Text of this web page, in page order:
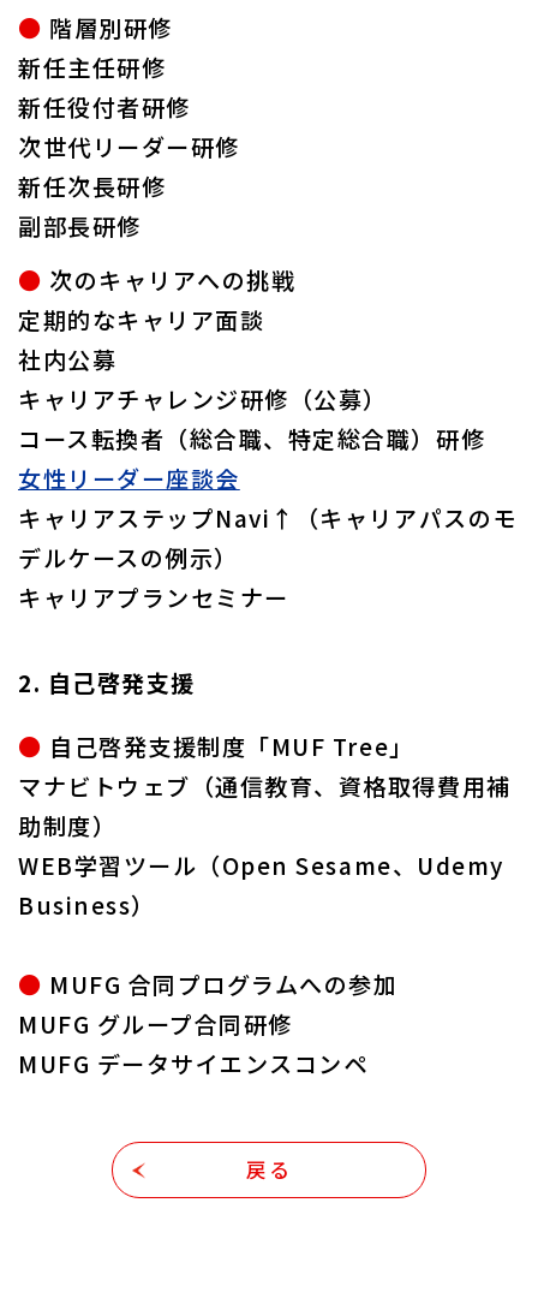
● 階層別研修
新任主任研修
新任役付者研修
次世代リーダー研修
新任次長研修
副部長研修
● 次のキャリアへの挑戦
定期的なキャリア面談
社内公募
キャリアチャレンジ研修（公募）
コース転換者（総合職、特定総合職）研修
女性リーダー座談会
キャリアステップNavi↑（キャリアパスのモ
デルケースの例示）
キャリアプランセミナー
2. 自己啓発支援
● 自己啓発支援制度「MUF Tree」
マナビトウェブ（通信教育、資格取得費用補
助制度）
WEB学習ツール（Open Sesame、Udemy
Business）
● MUFG 合同プログラムへの参加
MUFG グループ合同研修
MUFG データサイエンスコンペ
戻る